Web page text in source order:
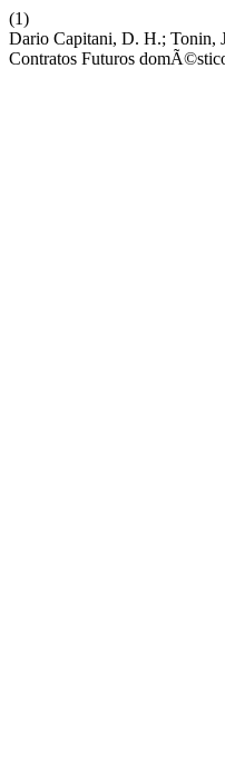
(1)
Dario Capitani, D. H.; Tonin,
Contratos Futuros